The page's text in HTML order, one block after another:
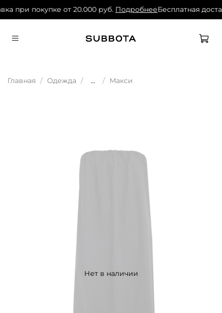
при покупке от 20.000 руб. ПодробнееБесплатная
Главная Одежда ... Макси
Нет в наличии